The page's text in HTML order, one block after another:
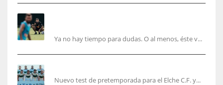
Ya no hay tiempo para dudas. O al menos, éste v...
Nuevo test de pretemporada para el Elche C.F. y...